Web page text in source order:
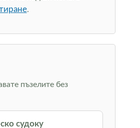
.
пъзелите без
судоку